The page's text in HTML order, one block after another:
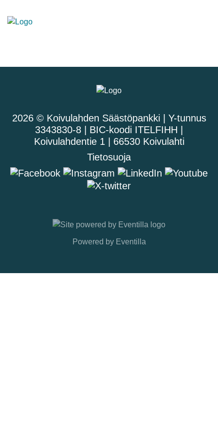
2026 © Koivulahden Säästöpankki | Y-tunnus
3343830-8 | BIC-koodi ITELFIHH |
Koivulahdentie 1 | 66530 Koivulahti
Tietosuoja
Powered by Eventilla